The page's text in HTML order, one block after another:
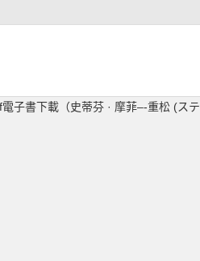
子書下載（史蒂芬 · 摩菲–-重松 (ス